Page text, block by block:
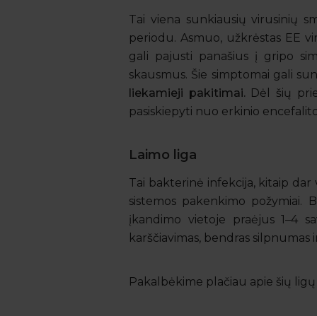
Tai viena sunkiausių virusinių
periodu. Asmuo, užkrėstas EE
gali pajusti panašius į gripo
skausmus. Šie simptomai gali
liekamieji pakitimai. Dėl šių
pasiskiepyti nuo erkinio
Laimo liga
Tai bakterinė infekcija, kitaip dar
sistemos pakenkimo požymiai.
įkandimo vietoje praėjus 1–4
karščiavimas, bendras silpnumas
Pakalbėkime plačiau apie šių